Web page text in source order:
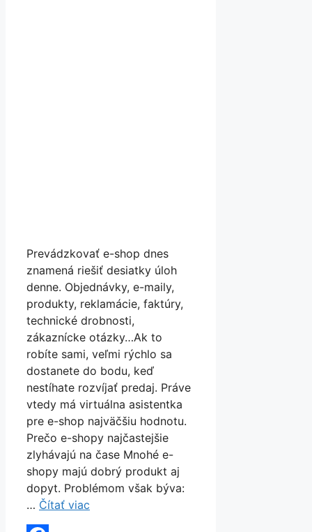
Prevádzkovať e-shop dnes
znamená riešiť desiatky úloh
denne. Objednávky, e-maily,
produkty, reklamácie, faktúry,
technické drobnosti,
zákaznícke otázky…Ak to
robíte sami, veľmi rýchlo sa
dostanete do bodu, keď
nestíhate rozvíjať predaj. Práve
vtedy má virtuálna asistentka
pre e-shop najväčšiu hodnotu.
Prečo e-shopy najčastejšie
zlyhávajú na čase Mnohé e-
shopy majú dobrý produkt aj
dopyt. Problémom však býva:
… Čítať viac